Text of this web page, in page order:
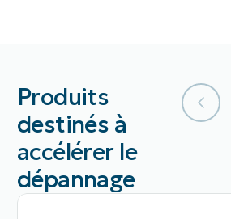
Produits
destinés à
accélérer le
dépannage